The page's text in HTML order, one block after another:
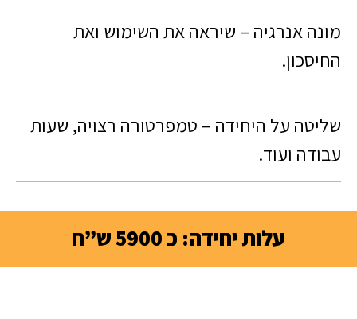
מונה אנרגיה – שיראה את השימוש ואת
החיסכון.
שליטה על היחידה – טמפרטורה רצויה, שעות
עבודה ועוד.
עלות יחידה: כ 5900 ש”ח